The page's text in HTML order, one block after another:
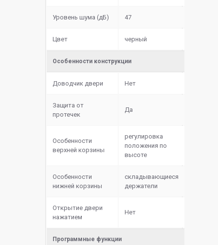
Уровень шума (дБ) 47
Цвет черный
Особенности конструкции
Доводчик двери Нет
Защита от
протечек
Да
Особенности
верхней корзины
регулировка
положения по
высоте
Особенности
нижней корзины
складывающиеся
держатели
Открытие двери
нажатием
Нет
Программные функции